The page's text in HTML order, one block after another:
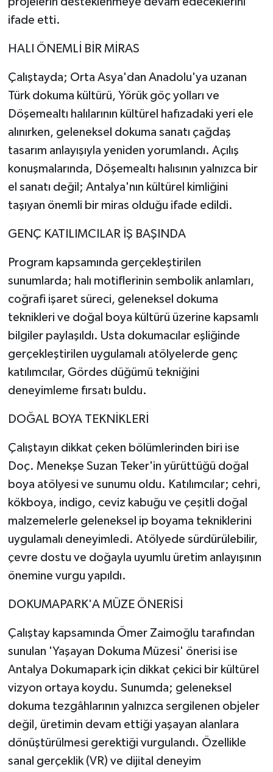
ifade etti.
HALI ÖNEMLİ BİR MİRAS
Çalıştayda; Orta Asya'dan Anadolu'ya uzanan
Türk dokuma kültürü, Yörük göç yolları ve
Döşemealtı halılarının kültürel hafızadaki yeri ele
alınırken, geleneksel dokuma sanatı çağdaş
tasarım anlayışıyla yeniden yorumlandı. Açılış
konuşmalarında, Döşemealtı halısının yalnızca bir
el sanatı değil; Antalya'nın kültürel kimliğini
taşıyan önemli bir miras olduğu ifade edildi.
GENÇ KATILIMCILAR İŞ BAŞINDA
Program kapsamında gerçekleştirilen
sunumlarda; halı motiflerinin sembolik anlamları,
coğrafi işaret süreci, geleneksel dokuma
teknikleri ve doğal boya kültürü üzerine kapsamlı
bilgiler paylaşıldı. Usta dokumacılar eşliğinde
gerçekleştirilen uygulamalı atölyelerde genç
katılımcılar, Gördes düğümü tekniğini
deneyimleme fırsatı buldu.
DOĞAL BOYA TEKNİKLERİ
Çalıştayın dikkat çeken bölümlerinden biri ise
Doç. Menekşe Suzan Teker'in yürüttüğü doğal
boya atölyesi ve sunumu oldu. Katılımcılar; cehri,
kökboya, indigo, ceviz kabuğu ve çeşitli doğal
malzemelerle geleneksel ip boyama tekniklerini
uygulamalı deneyimledi. Atölyede sürdürülebilir,
çevre dostu ve doğayla uyumlu üretim anlayışının
önemine vurgu yapıldı.
DOKUMAPARK'A MÜZE ÖNERİSİ
Çalıştay kapsamında Ömer Zaimoğlu tarafından
sunulan 'Yaşayan Dokuma Müzesi' önerisi ise
Antalya Dokumapark için dikkat çekici bir kültürel
vizyon ortaya koydu. Sunumda; geleneksel
dokuma tezgâhlarının yalnızca sergilenen objeler
değil, üretimin devam ettiği yaşayan alanlara
dönüştürülmesi gerektiği vurgulandı. Özellikle
sanal gerçeklik (VR) ve dijital deneyim